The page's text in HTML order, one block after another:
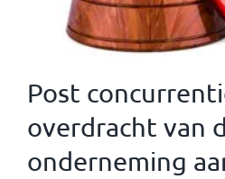
Post
overdracht van
onderneming